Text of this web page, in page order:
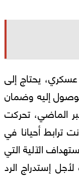
يحتاج إلى
إليه وضمان
الماضي، تحركت
ترابط أحيانا في
الآلية التي
إستدراج الرد